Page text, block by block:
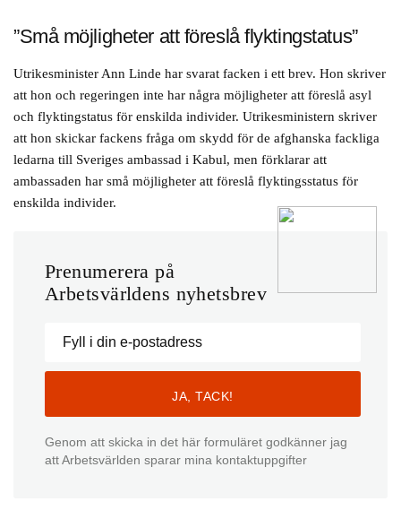
”Små möjligheter att föreslå flyktingstatus”
Utrikesminister Ann Linde har svarat facken i ett brev. Hon skriver
att hon och regeringen inte har några möjligheter att föreslå asyl
och flyktingstatus för enskilda individer. Utrikesministern skriver
att hon skickar fackens fråga om skydd för de afghanska fackliga
ledarna till Sveriges ambassad i Kabul, men förklarar att
ambassaden har små möjligheter att föreslå flyktingsstatus för
enskilda individer.
Prenumerera på
Arbetsvärldens nyhetsbrev
Genom att skicka in det här formuläret godkänner jag
att Arbetsvärlden sparar mina kontaktuppgifter